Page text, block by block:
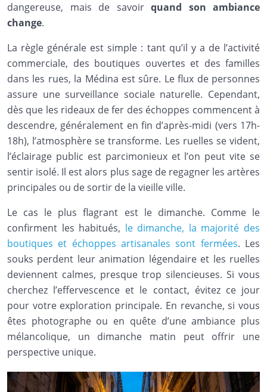
dangereuse, mais de savoir quand son ambiance
change.
La règle générale est simple : tant qu’il y a de l’activité
commerciale, des boutiques ouvertes et des familles
dans les rues, la Médina est sûre. Le flux de personnes
assure une surveillance sociale naturelle. Cependant,
dès que les rideaux de fer des échoppes commencent à
descendre, généralement en fin d’après-midi (vers 17h-
18h), l’atmosphère se transforme. Les ruelles se vident,
l’éclairage public est parcimonieux et l’on peut vite se
sentir isolé. Il est alors plus sage de regagner les artères
principales ou de sortir de la vieille ville.
Le cas le plus flagrant est le dimanche. Comme le
confirment les habitués, le dimanche, la majorité des
boutiques et échoppes artisanales sont fermées. Les
souks perdent leur animation légendaire et les ruelles
deviennent calmes, presque trop silencieuses. Si vous
cherchez l’effervescence et le contact, évitez ce jour
pour votre exploration principale. En revanche, si vous
êtes photographe ou en quête d’une ambiance plus
mélancolique, un dimanche matin peut offrir une
perspective unique.